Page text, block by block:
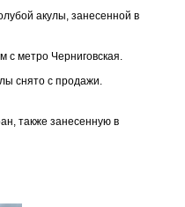
акулы, занесенной в
с метро Черниговская.
снято с продажи.
также занесенную в